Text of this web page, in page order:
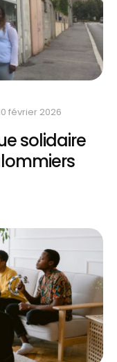
février 2026
solidaire